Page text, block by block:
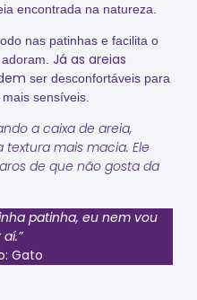
encontrada na natureza.
nas patinhas e facilita o
Já as areias
ser desconfortáveis para
sensíveis.
a caixa de areia,
mais macia. Ele
de que não gosta da
patinha, eu nem vou
Gato